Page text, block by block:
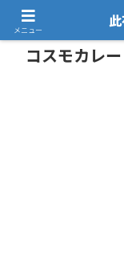
コスモカレ
メニュー